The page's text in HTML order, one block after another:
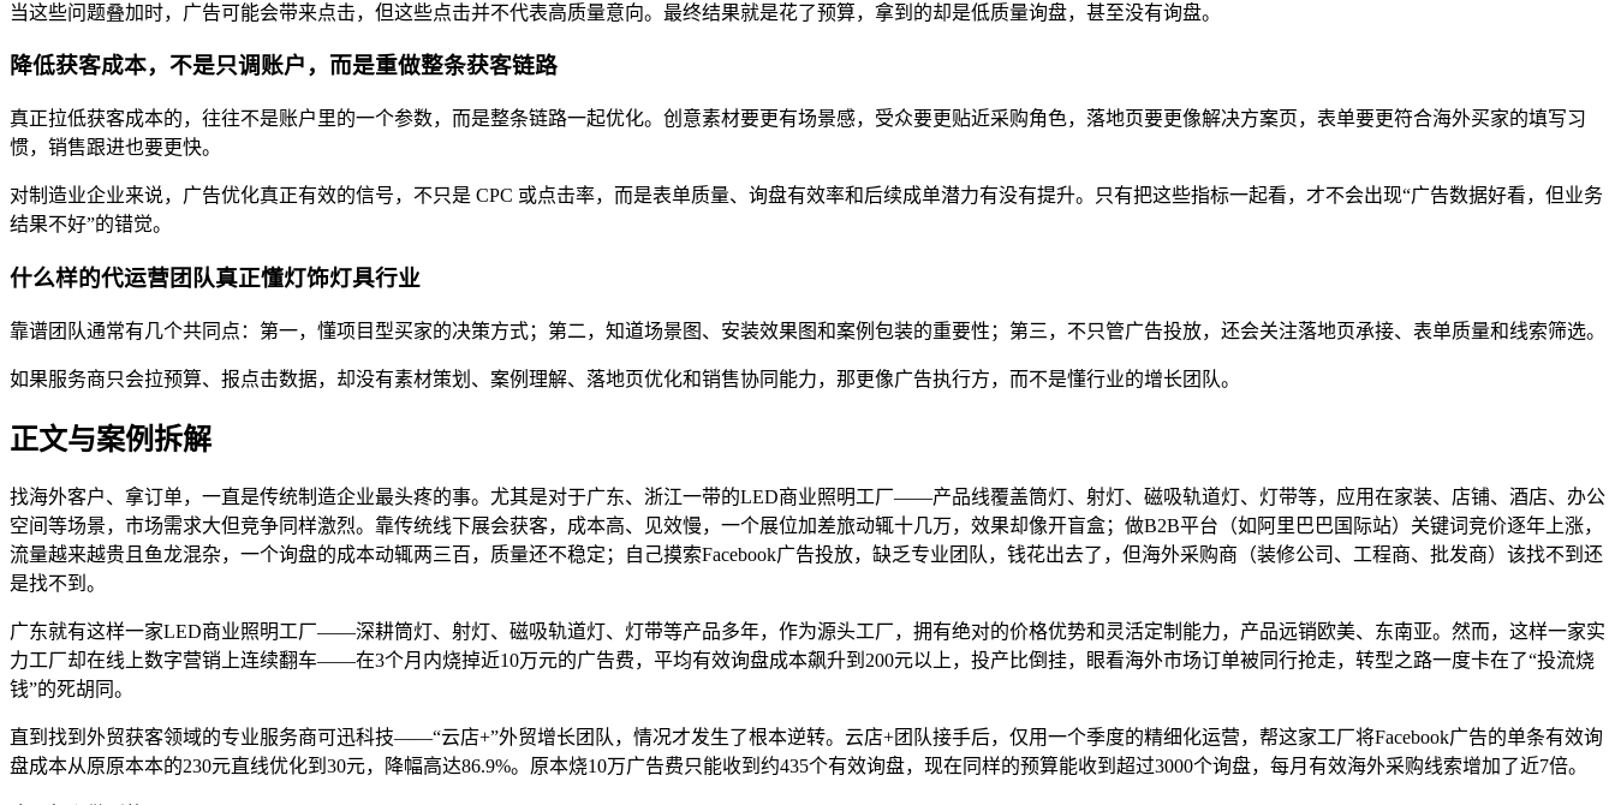
当这些问题叠加时，广告可能会带来点击，但这些点击并不代表高质量意向。最终结果就是花了预算，拿到的却是低质量询盘，甚至没有询盘。
降低获客成本，不是只调账户，而是重做整条获客链路
真正拉低获客成本的，往往不是账户里的一个参数，而是整条链路一起优化。创意素材要更有场景感，受众要更贴近采购角色，落地页要更像解决方案页，表单要更符合海外买家的填写习
惯，销售跟进也要更快。
对制造业企业来说，广告优化真正有效的信号，不只是 CPC 或点击率，而是表单质量、询盘有效率和后续成单潜力有没有提升。只有把这些指标一起看，才不会出现“广告数据好看，但业务
结果不好”的错觉。
什么样的代运营团队真正懂灯饰灯具行业
靠谱团队通常有几个共同点：第一，懂项目型买家的决策方式；第二，知道场景图、安装效果图和案例包装的重要性；第三，不只管广告投放，还会关注落地页承接、表单质量和线索筛选。
如果服务商只会拉预算、报点击数据，却没有素材策划、案例理解、落地页优化和销售协同能力，那更像广告执行方，而不是懂行业的增长团队。
正文与案例拆解
找海外客户、拿订单，一直是传统制造企业最头疼的事。尤其是对于广东、浙江一带的LED商业照明工厂——产品线覆盖筒灯、射灯、磁吸轨道灯、灯带等，应用在家装、店铺、酒店、办公
空间等场景，市场需求大但竞争同样激烈。靠传统线下展会获客，成本高、见效慢，一个展位加差旅动辄十几万，效果却像开盲盒；做B2B平台（如阿里巴巴国际站）关键词竞价逐年上涨，
流量越来越贵且鱼龙混杂，一个询盘的成本动辄两三百，质量还不稳定；自己摸索Facebook广告投放，缺乏专业团队，钱花出去了，但海外采购商（装修公司、工程商、批发商）该找不到还
是找不到。
广东就有这样一家LED商业照明工厂——深耕筒灯、射灯、磁吸轨道灯、灯带等产品多年，作为源头工厂，拥有绝对的价格优势和灵活定制能力，产品远销欧美、东南亚。然而，这样一家实
力工厂却在线上数字营销上连续翻车——在3个月内烧掉近10万元的广告费，平均有效询盘成本飙升到200元以上，投产比倒挂，眼看海外市场订单被同行抢走，转型之路一度卡在了“投流烧
钱”的死胡同。
直到找到外贸获客领域的专业服务商可迅科技——“云店+”外贸增长团队，情况才发生了根本逆转。云店+团队接手后，仅用一个季度的精细化运营，帮这家工厂将Facebook广告的单条有效询
盘成本从原原本本的230元直线优化到30元，降幅高达86.9%。原本烧10万广告费只能收到约435个有效询盘，现在同样的预算能收到超过3000个询盘，每月有效海外采购线索增加了近7倍。